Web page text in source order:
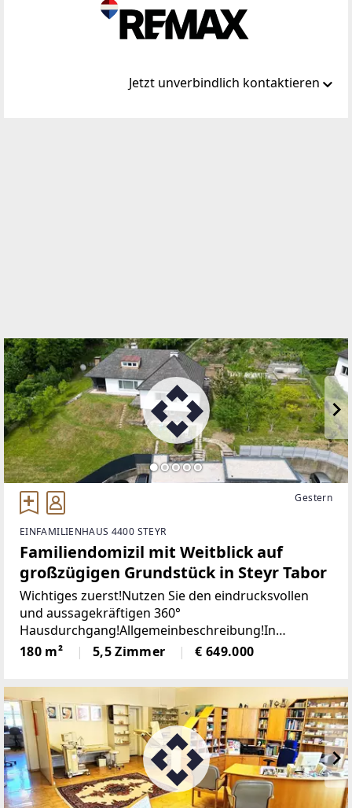
Jetzt unverbindlich kontaktieren
Gestern
EINFAMILIENHAUS 4400 STEYR
Familiendomizil mit Weitblick auf
großzügigen Grundstück in Steyr Tabor
Wichtiges zuerst!Nutzen Sie den eindrucksvollen
und aussagekräftigen 360°
Hausdurchgang!Allgemeinbeschreibung!In
angenehmer Wohnlage von Steyr verbindet dieses
Haus großzügiges Platzangebot mit einem Umfeld ,
180 m² 5,5 Zimmer € 649.000